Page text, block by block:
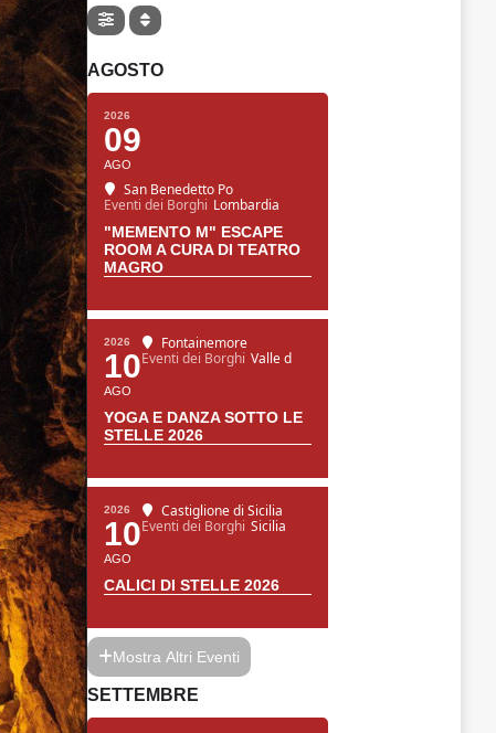
AGOSTO
2026
09
AGO
San Benedetto Po
Eventi dei Borghi Lombardia
"MEMENTO M" ESCAPE
ROOM A CURA DI TEATRO
MAGRO
2026
10
AGO
Fontainemore
Eventi dei Borghi Valle d
YOGA E DANZA SOTTO LE
STELLE 2026
2026
10
AGO
Castiglione di Sicilia
Eventi dei Borghi Sicilia
CALICI DI STELLE 2026
Mostra Altri Eventi
SETTEMBRE